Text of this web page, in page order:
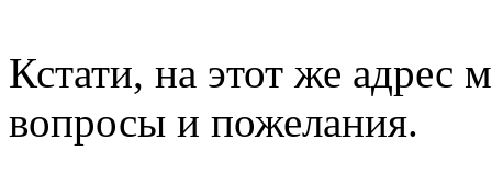
Кстати, на этот же адрес
вопросы и пожелания.